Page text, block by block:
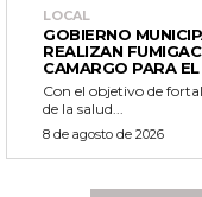
LOCAL
GOBIERNO
REALIZAN
CAMARGO PARA
Con el objetivo de
de la salud...
8 de agosto de 2026